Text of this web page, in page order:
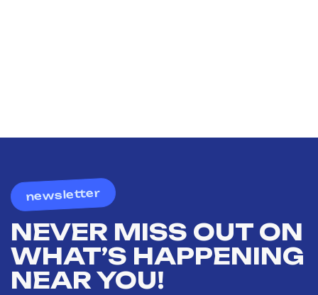
newsletter
NEVER MISS OUT ON
WHAT’S HAPPENING
NEAR YOU!